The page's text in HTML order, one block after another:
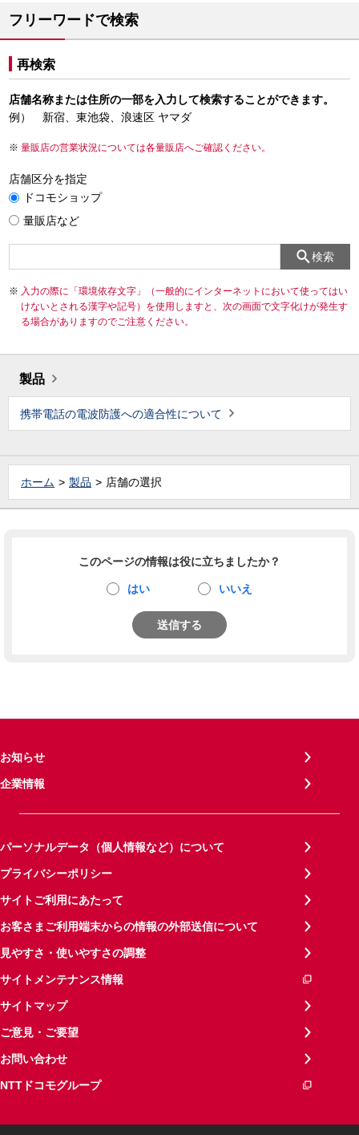
フリーワードで検索
再検索
店舗名称または住所の一部を入力して検索することができます。
例） 新宿、東池袋、浪速区 ヤマダ
量販店の営業状況については各量販店へご確認ください。
店舗区分を指定
ドコモショップ
量販店など
検索
入力の際に「環境依存文字」（一般的にインターネットにおいて使ってはい
けないとされる漢字や記号）を使用しますと、次の画面で文字化けが発生す
る場合がありますのでご注意ください。
製品
携帯電話の電波防護への適合性について
ホーム 製品 店舗の選択
このページの情報は役に立ちましたか？
はい いいえ
送信する
お知らせ
企業情報
パーソナルデータ（個人情報など）について
プライバシーポリシー
サイトご利用にあたって
お客さまご利用端末からの情報の外部送信について
見やすさ・使いやすさの調整
サイトメンテナンス情報
サイトマップ
ご意見・ご要望
お問い合わせ
NTTドコモグループ